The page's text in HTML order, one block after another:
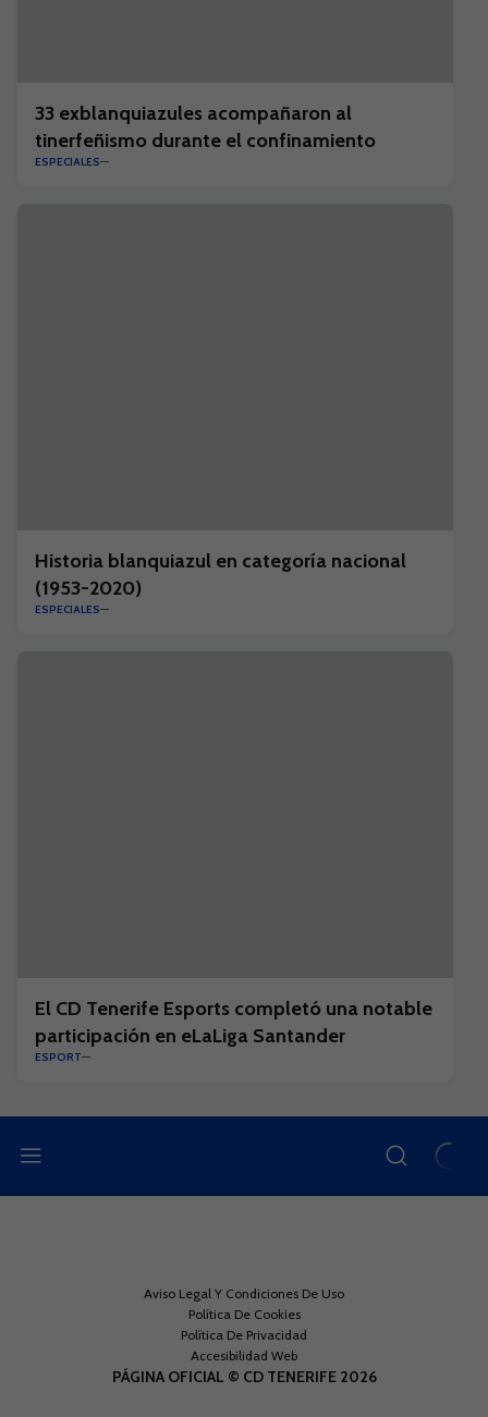
33 exblanquiazules acompañaron al
tinerfeñismo durante el confinamiento
ESPECIALES
Historia blanquiazul en categoría nacional
(1953-2020)
ESPECIALES
El CD Tenerife Esports completó una notable
participación en eLaLiga Santander
ESPORT
Aviso Legal Y Condiciones De Uso
Política De Cookies
Política De Privacidad
Accesibilidad Web
PÁGINA OFICIAL © CD TENERIFE 2026